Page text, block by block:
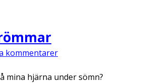
kommentarer
mina hjärna under sömn?